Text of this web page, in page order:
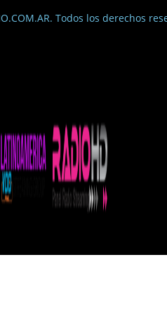
Todos los derechos